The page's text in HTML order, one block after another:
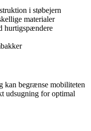
i støbejern
materialer
hurtigspændere
kan begrænse mobiliteten
udsugning for optimal